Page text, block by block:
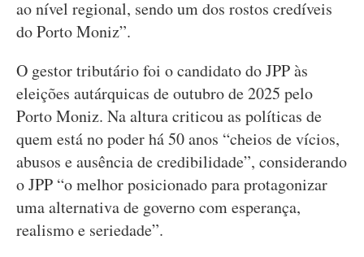
ao nível regional, sendo um dos rostos credíveis
do Porto Moniz”.
O gestor tributário foi o candidato do JPP às
eleições autárquicas de outubro de 2025 pelo
Porto Moniz. Na altura criticou as políticas de
quem está no poder há 50 anos “cheios de vícios,
abusos e ausência de credibilidade”, considerando
o JPP “o melhor posicionado para protagonizar
uma alternativa de governo com esperança,
realismo e seriedade”.